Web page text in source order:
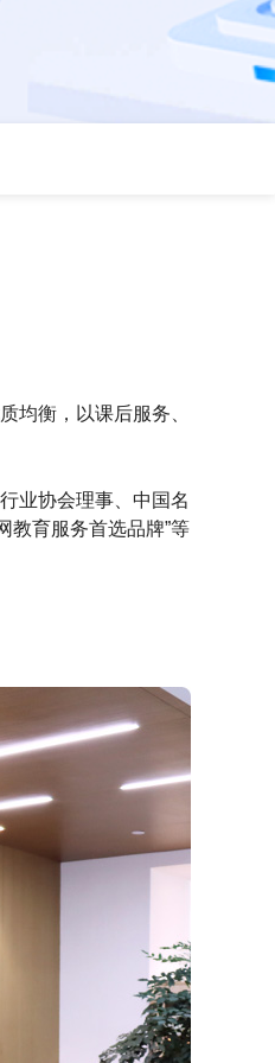
均衡，以课后服务、
业协会理事、中国名
教育服务首选品牌”等